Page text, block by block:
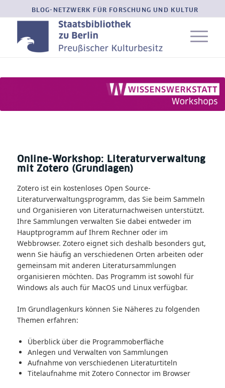
BLOG-NETZWERK FÜR FORSCHUNG UND KULTUR
Online-Workshop: Literaturverwaltung
mit Zotero (Grundlagen)
Zotero ist ein kostenloses Open Source-
Literaturverwaltungsprogramm, das Sie beim Sammeln
und Organisieren von Literaturnachweisen unterstützt.
Ihre Sammlungen verwalten Sie dabei entweder im
Hauptprogramm auf Ihrem Rechner oder im
Webbrowser. Zotero eignet sich deshalb besonders gut,
wenn Sie häufig an verschiedenen Orten arbeiten oder
gemeinsam mit anderen Literatursammlungen
organisieren möchten. Das Programm ist sowohl für
Windows als auch für MacOS und Linux verfügbar.
Im Grundlagenkurs können Sie Näheres zu folgenden
Themen erfahren:
Überblick über die Programmoberfläche
Anlegen und Verwalten von Sammlungen
Aufnahme von verschiedenen Literaturtiteln
Titelaufnahme mit Zotero Connector im Browser